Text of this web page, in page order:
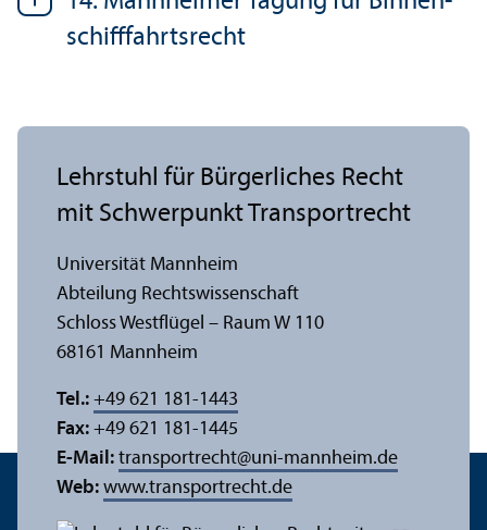
schifffahrtsrecht
Lehr­stuhl für Bürgerliches Recht
mit Schwerpunkt Trans­portrecht
Universität Mannheim
Abteilung Rechts­wissenschaft
Schloss Westflügel – Raum W 110
68161 Mannheim
Tel.: +49 621 181-1443
Fax: +49 621 181-1445
E-Mail: transportrecht@uni-mannheim.de
Web: www.trans­portrecht.de